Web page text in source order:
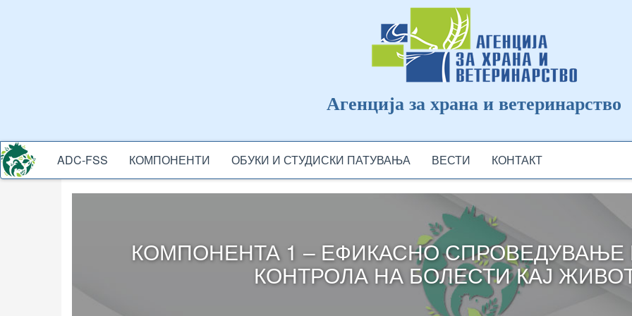
Агенција за храна и ветеринарство
ADC-
MENU
ADC-FSS КОМПОНЕНТИ ОБУКИ И СТУДИСКИ ПАТУВАЊА ВЕСТИ КОНТАКТ
КОМПОНЕНТА 1 – ЕФИКАСНО
КОНТРОЛА НА БОЛЕСТИ КАЈ